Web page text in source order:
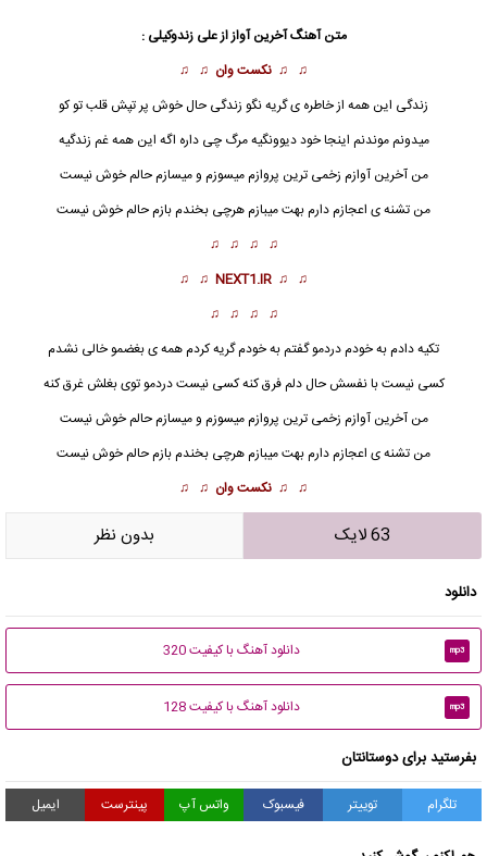
متن آهنگ آخرین آواز ازعلی زندوکیلی :
♫ ♫ نکست وان ♫ ♫
زندگی این همه از خاطره ی گریه نگو زندگی حال خوش پر تپش قلب تو کو
میدونم موندنم اینجا خود دیوونگیه مرگ چی داره اگه این همه غم زندگیه
منآخرین آوازم زخمی ترین پروازم میسوزم و میسازم حالم خوش نیست
من تشنه ی اعجازم دارم بهت میبازم هرچی بخندم بازم حالم خوش نیست
♫ ♫ ♫ ♫
♫ ♫
NEXT1.IR
♫ ♫
♫ ♫ ♫ ♫
تکیه دادم به خودم دردمو گفتم به خودم گریه کردم همه ی بغضمو خالی نشدم
کسی نیست با نفسش حال دلم فرق کنه کسی نیست دردمو توی بغلش غرق کنه
منآخرین آوازم زخمی ترین پروازم میسوزم و میسازم حالم خوش نیست
من تشنه ی اعجازم دارم بهت میبازم هرچی بخندم بازم حالم خوش نیست
♫ ♫ نکست وان ♫ ♫
63 لایک بدون نظر
دانلود
mp3 دانلود آهنگ با کیفیت 320
mp3 دانلود آهنگ با کیفیت 128
بفرستید برای دوستانتان
تلگرام توییتر فیسبوک واتس آپ پینترست ایمیل